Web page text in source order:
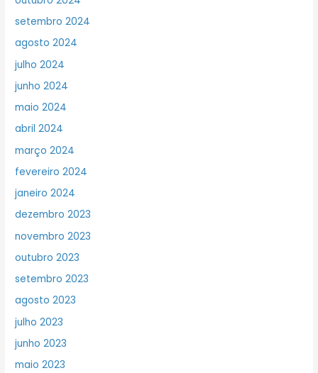
setembro 2024
agosto 2024
julho 2024
junho 2024
maio 2024
abril 2024
março 2024
fevereiro 2024
janeiro 2024
dezembro 2023
novembro 2023
outubro 2023
setembro 2023
agosto 2023
julho 2023
junho 2023
maio 2023